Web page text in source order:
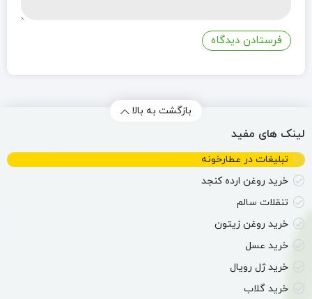
بازگشت به بالا
لینک های مفید
تبلیغات در عطارخونه
خرید روغن ارده کنجد
تنقلات سالم
خرید روغن زیتون
خرید عسل
خرید ژل رویال
خرید گلاب